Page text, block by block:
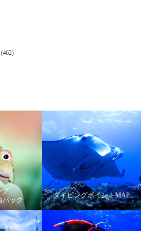
(462)
グ
パック
ダイビングポイントMAP